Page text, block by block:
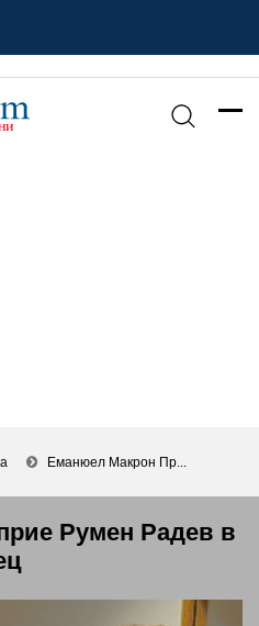
Еманюел Макрон Пр...
Румен Радев в